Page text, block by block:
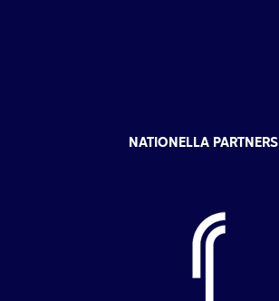
NATIONELLA PARTNERS